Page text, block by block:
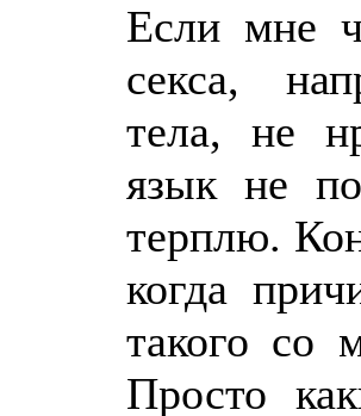
Если мне
секса,
тела, не
язык не
терплю.
когда
такого со
Просто